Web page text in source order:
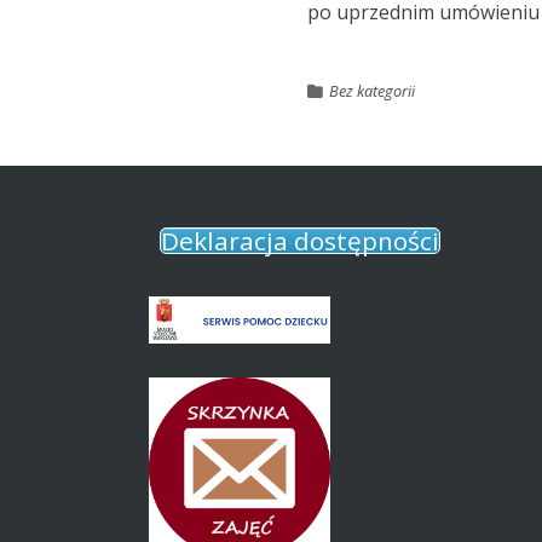
po uprzednim
Bez kategorii
Deklaracja dostępności